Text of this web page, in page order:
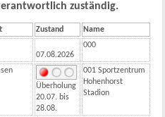
zuständig.
Zustand Name
07.08.2026
000
Überholung
20.07. bis
28.08.
001 Sportzentrum
Hohenhorst
Stadion